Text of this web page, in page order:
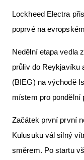
Lockheed Electra
poprvé na
Nedělní etapa vedla
průliv do Reykjavíku
(BIEG) na východě
místem pro pondělní
Začátek první první
Kulusuku vál silný
směrem. Po startu